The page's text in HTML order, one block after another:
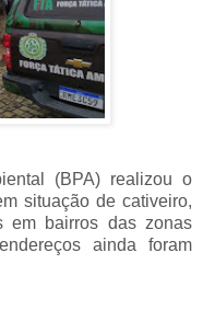
(BPA) realizou o
situação de cativeiro,
em bairros das zonas
ainda foram